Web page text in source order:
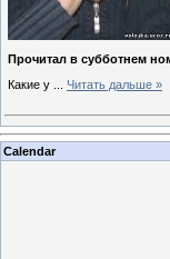
Прочитал в субботнем
Какие у
Читать дальше »
Calendar